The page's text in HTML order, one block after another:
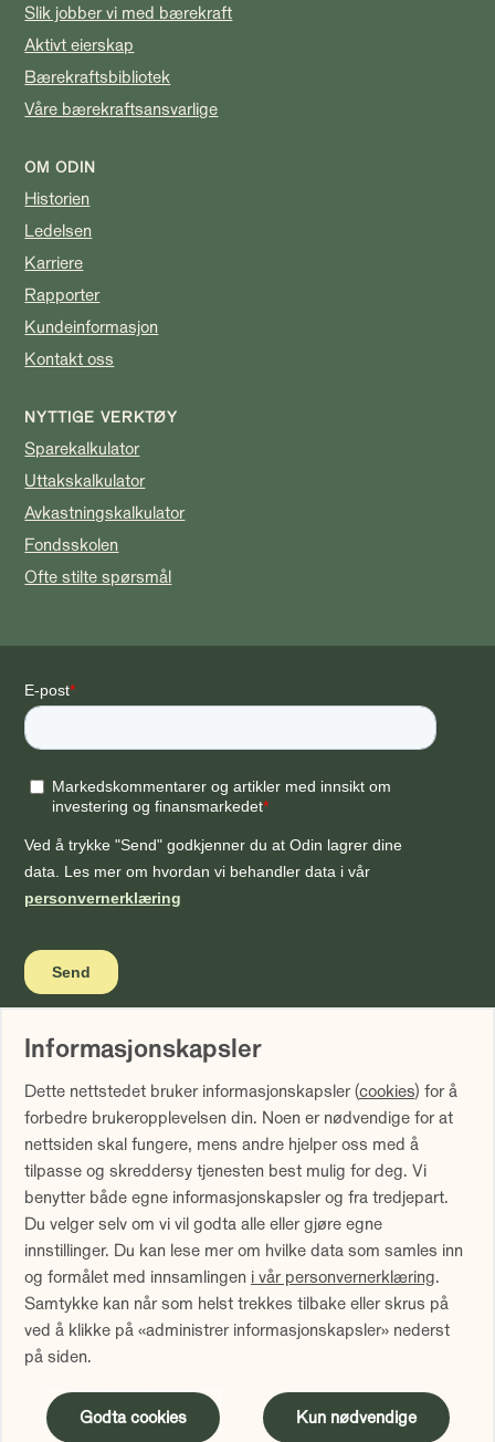
Slik jobber vi med bærekraft
Aktivt eierskap
Bærekraftsbibliotek
Våre bærekraftsansvarlige
OM ODIN
Historien
Ledelsen
Karriere
Rapporter
Kundeinformasjon
Kontakt oss
NYTTIGE VERKTØY
Sparekalkulator
Uttakskalkulator
Avkastningskalkulator
Fondsskolen
Ofte stilte spørsmål
Vi gjør oppmerksom på at historisk avkastning ikke er noen
garanti for fremtidig avkastning. Fremtidig avkastning vil
blant annet avhenge av markedsutviklingen, forvalters
dyktighet, fondets risiko samt kostnader ved forvaltning.
Avkastningen kan bli negativ som følge av kurstap.
Avkastningen er fratrukket årlig forvaltningshonorar.
Avkastning utover 12 måneder er annualisert. Tallene er
oppgitt i NOK.
Sammenlign våre priser med andre selskaper på
Finansportalen.no
Innholdet på denne siden er markedsføring
Informasjonskapsler
Dette nettstedet bruker informasjonskapsler (cookies) for å
forbedre brukeropplevelsen din. Noen er nødvendige for at
nettsiden skal fungere, mens andre hjelper oss med å
tilpasse og skreddersy tjenesten best mulig for deg. Vi
benytter både egne informasjonskapsler og fra tredjepart.
Du velger selv om vi vil godta alle eller gjøre egne
innstillinger. Du kan lese mer om hvilke data som samles inn
og formålet med innsamlingen i vår personvernerklæring.
Samtykke kan når som helst trekkes tilbake eller skrus på
ved å klikke på «administrer informasjonskapsler» nederst
på siden.
Godta cookies Kun nødvendige